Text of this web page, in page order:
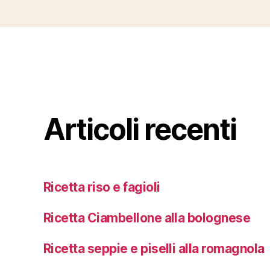
Articoli recenti
Ricetta riso e fagioli
Ricetta Ciambellone alla bolognese
Ricetta seppie e piselli alla romagnola